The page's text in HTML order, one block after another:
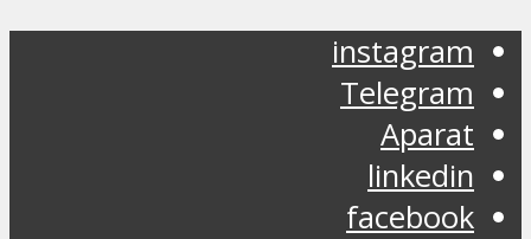
instagram
Telegram
Aparat
linkedin
facebook